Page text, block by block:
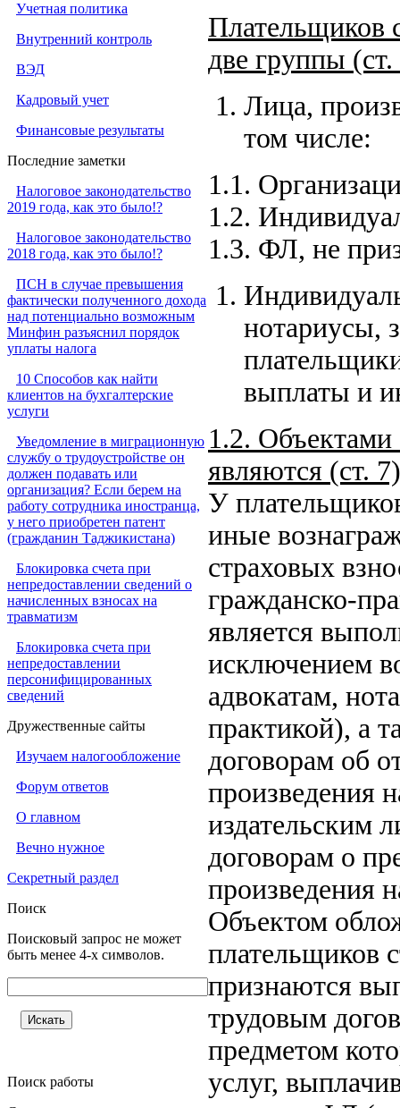
Учетная политика
Внутренний контроль
ВЭД
Кадровый учет
Финансовые результаты
Последние заметки
Налоговое законодательство
2019 года, как это было!?
Налоговое законодательство
2018 года, как это было!?
ПСН в случае превышения
фактически полученного дохода
над потенциально возможным
Минфин разъяснил порядок
уплаты налога
10 Способов как найти
клиентов на бухгалтерские
услуги
Уведомление в миграционную
службу о трудоустройстве он
должен подавать или
организация? Если берем на
работу сотрудника иностранца,
у него приобретен патент
(гражданин Таджикистана)
Блокировка счета при
непредоставлении сведений о
начисленных взносах на
травматизм
Блокировка счета при
непредоставлении
персонифицированных
сведений
Дружественные сайты
Изучаем налогообложение
Форум ответов
О главном
Вечно нужное
Секретный раздел
Поиск
Поисковый запрос не может
быть менее 4-х символов.
Поиск работы
Плательщиков
две группы
Лица,
том числе:
1.1.
1.2.
1.3. ФЛ, не
нотариусы,
выплаты и
1.2. Объектами
являются (ст.
У
иные
страховых
гражданско-
является
исключением
адвокатам,
практикой), а
договорам об
произведения
издательским
договорам о
произведения
Объектом
плательщиков
признаются
трудовым
предметом
услуг,